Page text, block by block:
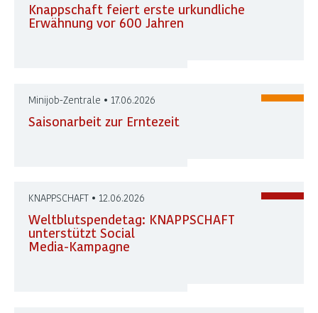
Knappschaft feiert erste urkundliche
Erwähnung vor 600 Jahren
Minijob-Zentrale • 17.06.2026
Saisonarbeit zur Erntezeit
KNAPPSCHAFT • 12.06.2026
Weltblutspendetag: KNAPPSCHAFT
unterstützt Social
Media-Kampagne